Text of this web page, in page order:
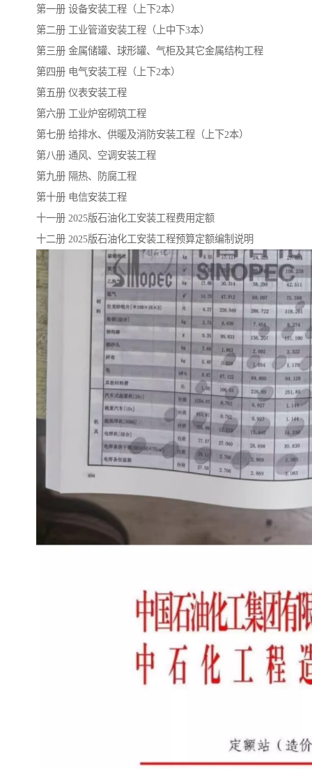
第一册 设备安装工程（上下2本）
第二册 工业管道安装工程（上中下3本）
第三册 金属储罐、球形罐、气柜及其它金属结构工程
第四册 电气安装工程（上下2本）
第五册 仪表安装工程
第六册 工业炉窑砌筑工程
第七册 给排水、供暖及消防安装工程（上下2本）
第八册 通风、空调安装工程
第九册 隔热、防腐工程
第十册 电信安装工程
十一册 2025版石油化工安装工程费用定额
十二册 2025版石油化工安装工程预算定额编制说明
*考军校教材 黑龙江建设工程计价定额
电力工程预算概算定额 重庆市建设工程计价定额
江苏省建设工程计价定额
额
四川省清单定额 河南省建设工程预算定额
云南省建设工程预算定额
陕西省水利工程概预算定 宁夏建设工程计价定额
冶金工业建设工程概算定 河北省建设工程消耗量定
额
天津建设工程预算定额 20kv及以下配电网工程预
算定额
广东省水利水电概预算定 全国消耗量工程定额
四川省清单计价定额 北京市建设工程消耗量定
额